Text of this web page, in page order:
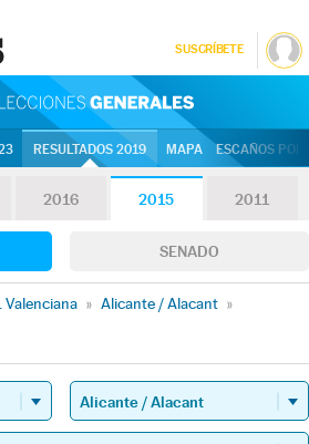
SUSCRÍBETE
RESULTADOS 2019 MAPA ESCAÑOS
2016 2015 2011
SENADO
Valenciana » Alicante / Alacant »